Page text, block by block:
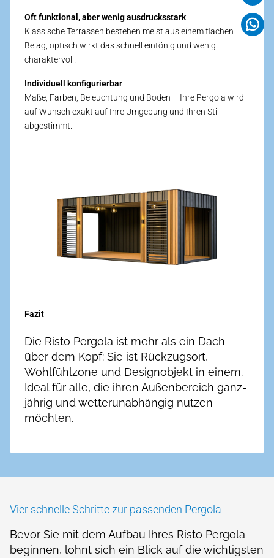
Oft funktional, aber wenig ausdrucks­stark
Klassische Terrassen bestehen meist aus einem flachen
Belag, optisch wirkt das schnell eintönig und wenig
charakter­voll.
Individuell konfigurierbar
Maße, Farben, Beleuchtung und Boden – Ihre Pergola wird
auf Wunsch exakt auf Ihre Umgebung und Ihren Stil
abgestimmt.
Fazit
Die Risto Pergola ist mehr als ein Dach
über dem Kopf: Sie ist Rückzugs­ort,
Wohlfühl­zone und Design­objekt in einem.
Ideal für alle, die ihren Außen­bereich ganz­
jährig und wetter­unabhängig nutzen
möchten.
Vier schnelle Schritte zur passenden Pergola
Bevor Sie mit dem Aufbau Ihres Risto Pergola
beginnen, lohnt sich ein Blick auf die wichtigsten